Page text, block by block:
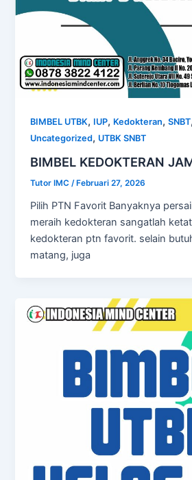
BIMBEL UTBK, IUP, Kedokteran,SNBT,
Uncategorized, UTBK SNBT
BIMBEL KEDOKTERAN
Tutor IMC /Februari 27, 2026
Pilih PTN Favorit Banyaknya
meraih kedokteran sangatlah
kedokteran ptn favorit. selain
matang, juga